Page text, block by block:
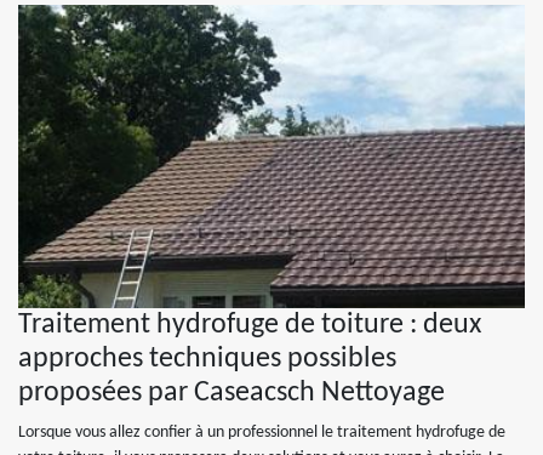
Traitement hydrofuge de toiture : deux
approches techniques possibles
proposées par Caseacsch Nettoyage
Lorsque vous allez confier à un professionnel le traitement hydrofuge de